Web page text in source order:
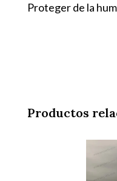
Proteger de la
Productos